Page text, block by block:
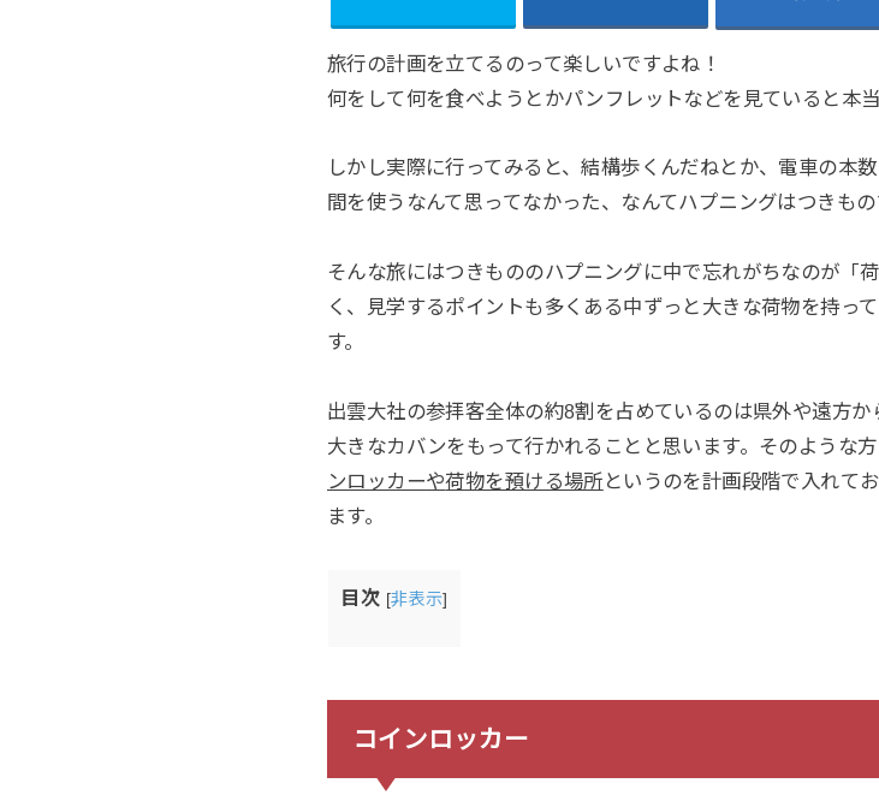
旅行の計画を立てるのって楽しいですよね！
何をして何を食べようとかパンフレットなどを見ていると本
しかし実際に行ってみると、結構歩くんだねとか、電車の本
間を使うなんて思ってなかった、なんてハプニングはつきもの
そんな旅にはつきもののハプニングに中で忘れがちなのが 「
く、見学するポイントも多くある中ずっと大きな荷物を持っ
す。
出雲大社の参拝客全体の約8割を占めているのは県外や遠方か
大きなカバンをもって行かれることと思います。そのような
ンロッカーや荷物を預ける場所 というのを計画段階で入れて
ます。
目次 [非表示]
コインロッカー